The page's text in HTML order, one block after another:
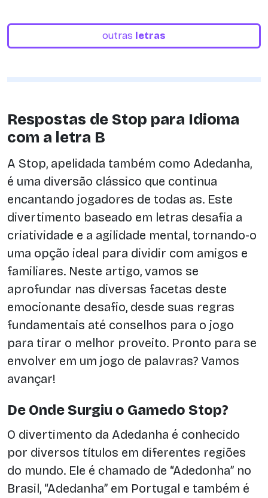
outras letras
Respostas de Stop para Idioma
com a letra B
A Stop, apelidada também como Adedanha,
é uma diversão clássico que continua
encantando jogadores de todas as. Este
divertimento baseado em letras desafia a
criatividade e a agilidade mental, tornando-o
uma opção ideal para dividir com amigos e
familiares. Neste artigo, vamos se
aprofundar nas diversas facetas deste
emocionante desafio, desde suas regras
fundamentais até conselhos para o jogo
para tirar o melhor proveito. Pronto para se
envolver em um jogo de palavras? Vamos
avançar!
De Onde Surgiu o Gamedo Stop?
O divertimento da Adedanha é conhecido
por diversos títulos em diferentes regiões
do mundo. Ele é chamado de “Adedonha” no
Brasil, “Adedanha” em Portugal e também é